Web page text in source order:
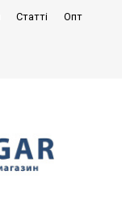
Статті
Опт